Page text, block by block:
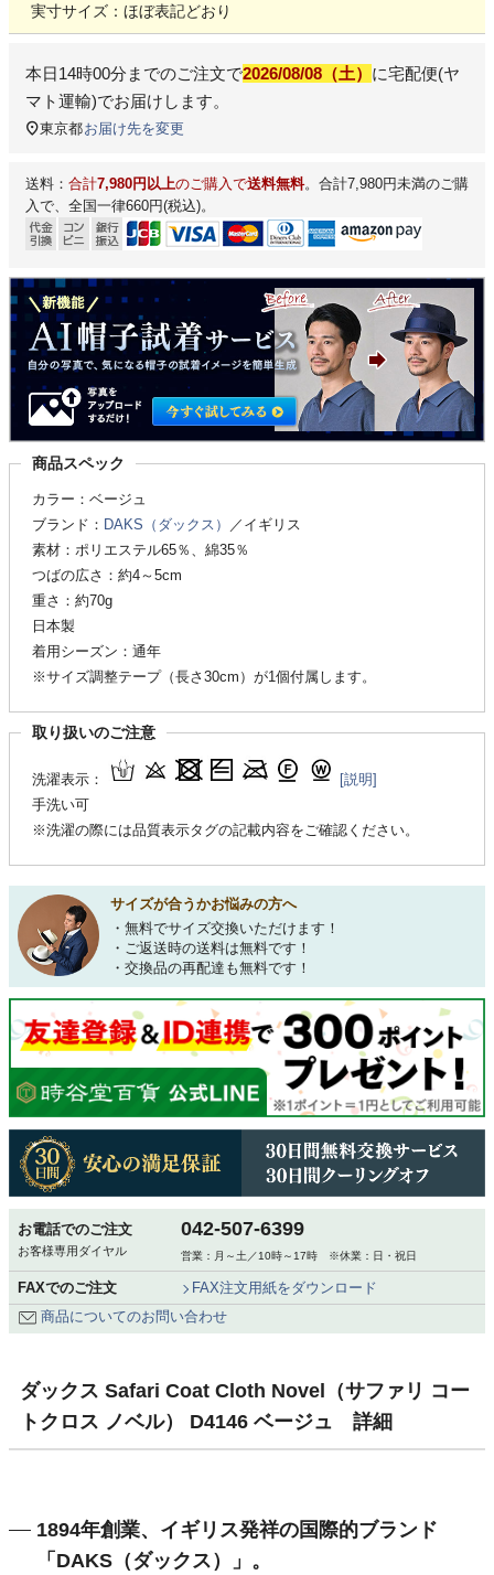
実寸サイズ：ほぼ表記どおり
本日14時00分 までのご注文で2026/08/08（土） に宅配便(ヤ
マト運輸)でお届けします。
東京都お届け先を変更
送料： 合計7,980円以上のご購入で送料無料。合計7,980円未満のご購
入で、全国一律660円(税込)。
商品スペック
カラー：ベージュ
ブランド： DAKS（ダックス）
／イギリス
素材：ポリエステル65％、綿35％
つばの広さ：約4～5cm
重さ：約70g
日本製
着用シーズン：通年
※サイズ調整テープ（長さ30cm）が1個付属します。
取り扱いのご注意
洗濯表示：
[説明]
手洗い可
※洗濯の際には品質表示タグの記載内容をご確認ください。
サイズが合うかお悩みの方へ
・無料でサイズ交換いただけます！
・ご返送時の送料は無料です！
・交換品の再配達も無料です！
お電話でのご注文
お客様専用ダイヤル
042-507-6399
営業：月～土／10時～17時 ※休業：日・祝日
FAXでのご注文
FAX注文用紙をダウンロード
商品についてのお問い合わせ
ダックス Safari Coat Cloth Novel（サファリ コー
トクロス ノベル） D4146 ベージュ 詳細
1894年創業、イギリス発祥の国際的ブランド
「DAKS（ダックス）」。